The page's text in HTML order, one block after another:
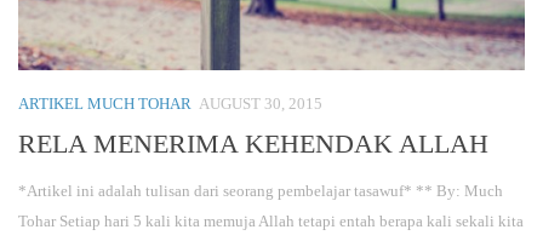
ARTIKEL MUCH TOHAR AUGUST 30, 2015
RELA MENERIMA KEHENDAK ALLAH
*Artikel ini adalah tulisan dari seorang pembelajar tasawuf* ** By: Much
Tohar Setiap hari 5 kali kita memuja Allah tetapi entah berapa kali sekali kita